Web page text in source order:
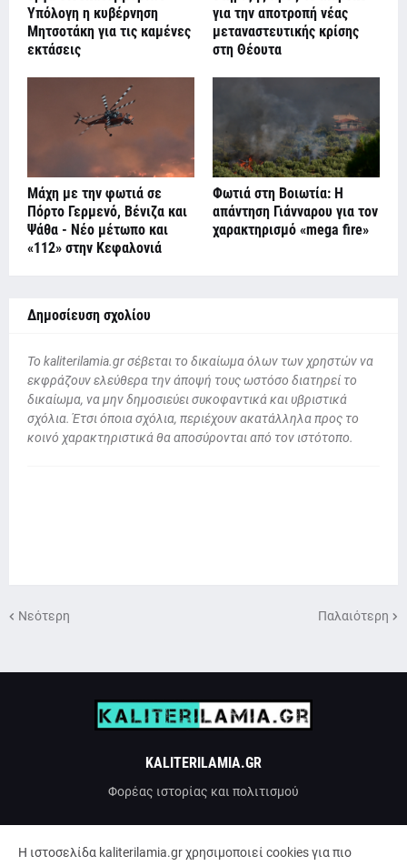
Υπόλογη η κυβέρνηση
Μητσοτάκη για τις καμένες
εκτάσεις
για την αποτροπή νέας
μεταναστευτικής κρίσης
στη Θέουτα
Μάχη με την φωτιά σε
Πόρτο Γερμενό, Βένιζα και
Ψάθα - Νέο μέτωπο και
«112» στην Κεφαλονιά
Φωτιά στη Βοιωτία: Η
απάντηση Γιάνναρου για τον
χαρακτηρισμό «mega fire»
Δημοσίευση σχολίου
To kaliterilamia.gr σέβεται το δικαίωμα όλων των χρηστών να
εκφράζουν ελεύθερα την άποψή τους ωστόσο διατηρεί το
δικαίωμα, να μην δημοσιεύει συκοφαντικά και υβριστικά
σχόλια. Έτσι όποια σχόλια, περιέχουν ακατάλληλα προς το
κοινό χαρακτηριστικά θα αποσύρονται από τον ιστότοπο.
Νεότερη Παλαιότερη
KALITERILAMIA.GR
Φορέας ιστορίας και πολιτισμού
H ιστοσελίδα kaliterilamia.gr χρησιμοποιεί cookies για πιο